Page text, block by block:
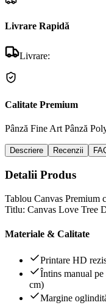
Livrare Rapidă
Livrare:
Calitate Premium
Pânză Fine Art Pânză
Descriere Recenzii
Detalii Produs
Tablou Canvas Premium
Titlu: Canvas Love Tree
Materiale & Calitate
Printare HD
Întins manual
cm)
Margine